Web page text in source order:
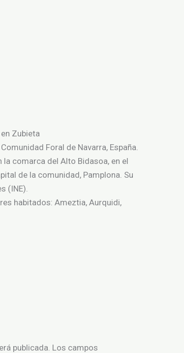
Zubieta
Foral de Navarra, España.
la comarca del Alto Bidasoa, en el
de la comunidad, Pamplona. Su
(INE).​
habitados: Ameztia, Aurquidi,
publicada. Los campos